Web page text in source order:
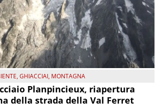
,GHIACCIAI, MONTAGNA
Planpincieux, riapertura
della strada della Val Ferret